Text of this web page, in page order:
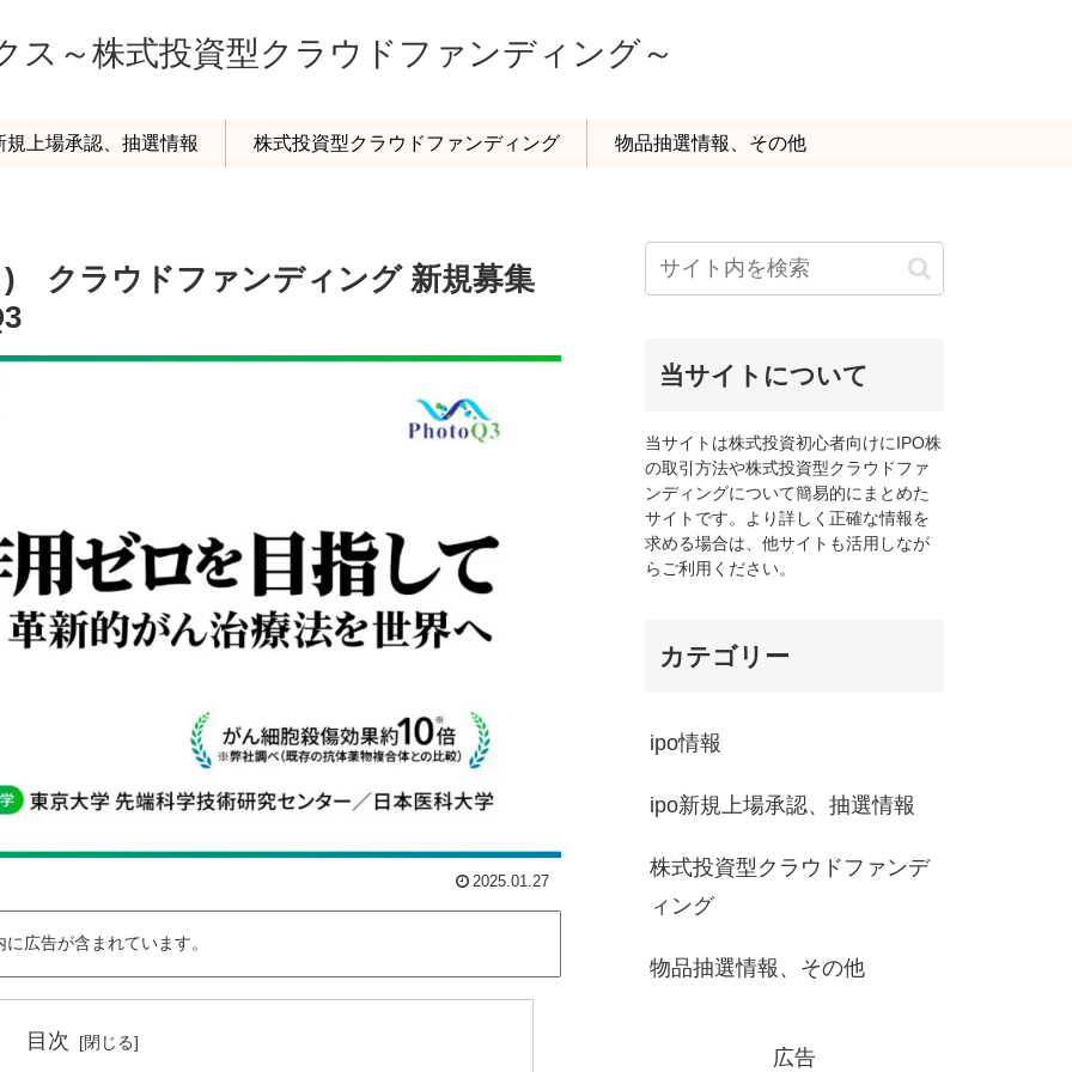
ス～株式投資型クラウドファンディング～
規上場承認、抽選情報 株式投資型クラウドファンディング 物品抽選情報、その他
クラウドファンディング 新規募集
2025.01.27
に広告が含まれています。
目次
当サイトについて
当サイトは株式投資初心者向けにIPO株
の取引方法や株式投資型クラウドファ
ンディングについて簡易的にまとめた
サイトです。より詳しく正確な情報を
求める場合は、他サイトも活用しなが
らご利用ください。
カテゴリー
ipo情報
ipo新規上場承認、抽選情報
株式投資型クラウドファンデ
ィング
物品抽選情報、その他
広告